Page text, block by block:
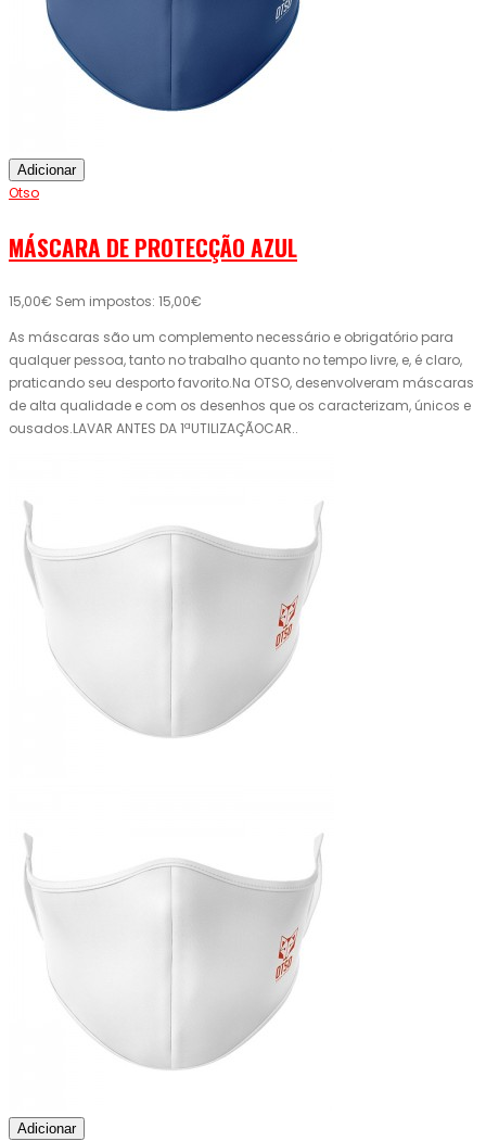
Adicionar
Otso
MÁSCARA DE PROTECÇÃO AZUL
15,00€ Sem impostos: 15,00€
As máscaras são um complemento necessário e obrigatório para
qualquer pessoa, tanto no trabalho quanto no tempo livre, e, é claro,
praticando seu desporto favorito.Na OTSO, desenvolveram máscaras
de alta qualidade e com os desenhos que os caracterizam, únicos e
ousados.LAVAR ANTES DA 1ªUTILIZAÇÃOCAR..
Adicionar